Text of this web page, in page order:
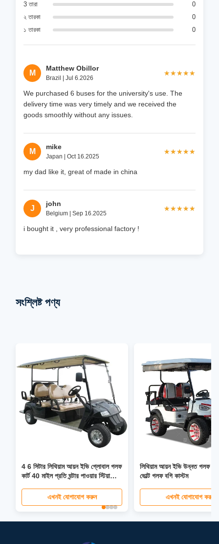
3 তারা
0
২ তারকা
0
১ তারকা
0
M
Matthew Obillor
Brazil | Jul 6.2026
★★★★★
★★★★★
We purchased 6 buses for the university's use. The
delivery time was very timely and we received the
goods smoothly without any issues.
M
mike
Japan | Oct 16.2025
★★★★★
★★★★★
my dad like it, great of made in china
J
john
Belgium | Sep 16.2025
★★★★★
★★★★★
i bought it , very professional factory !
সংশ্লিষ্ট পণ্য
4 6 সিটার লিথিয়াম আয়ন ইভি গ্লোবাল গলফ
কার্ট 40 মাইল প্রতি ঘন্টার পাওয়ার স্টিয়ারিং
এখনই যোগাযোগ করুন
লিথিয়াম আয়ন ইভি উন্নত গলফ
ভোল্ট গলফ বগি কাস্টম
এখনই যোগাযোগ করুন